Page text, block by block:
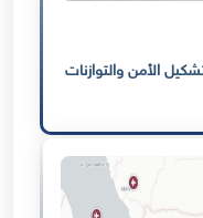
الأمن والتوازنات